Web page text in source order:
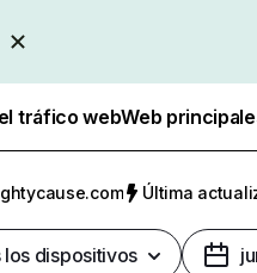
tráfico webWeb
Última
los dispositivos